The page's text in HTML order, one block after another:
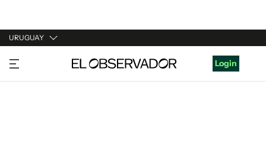
URUGUAY
URUGUAY
ARGENTINA
Login